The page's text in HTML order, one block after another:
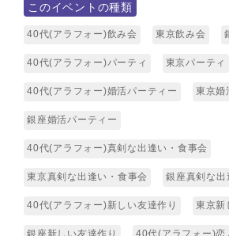
このイベントの種類
40代(アラフォー)飲み会 東京飲み会
40代(アラフォー)パーティ 東京パーティ
40代(アラフォー)婚活パーティー 東京婚
銀座婚活パーティー
40代(アラフォー)真剣な出逢い・食事会
東京真剣な出逢い・食事会 銀座真剣な出
40代(アラフォー)新しい友達作り 東京新
銀座新しい友達作り 40代(アラフォー)恋